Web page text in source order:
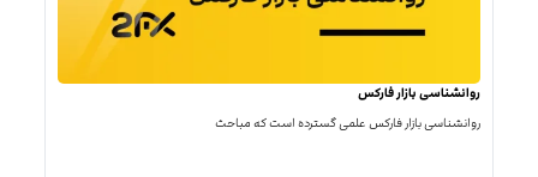
روانشناسی بازار فارکس
روانشناسی بازار فارکس علمی گسترده است که مباحث